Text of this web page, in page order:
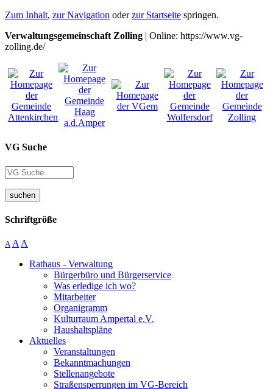
Zum Inhalt, zur Navigation oderzur Startseite springen.
Verwaltungsgemeinschaft Zolling | Online: https://www.vg-
zolling.de/
VG Suche
suchen
Schriftgröße
A A A
Rathaus - Verwaltung
Bürgerbüro und Bürgerservice
Was erledige ich wo?
Mitarbeiter
Organigramm
Kulturraum Ampertal e.V.
Haushaltspläne
Aktuelles
Veranstaltungen
Bekanntmachungen
Stellenangebote
Straßensperrungen im VG-Bereich